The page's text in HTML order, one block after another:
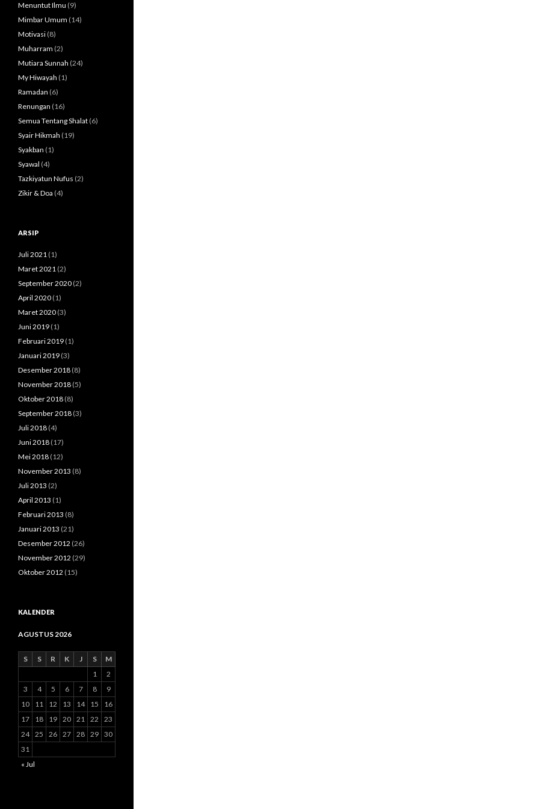
Menuntut Ilmu (9)
Mimbar Umum (14)
Motivasi (8)
Muharram (2)
Mutiara Sunnah (24)
My Hiwayah (1)
Ramadan (6)
Renungan (16)
Semua Tentang Shalat (6)
Syair Hikmah (19)
Syakban (1)
Syawal (4)
Tazkiyatun Nufus (2)
Zikir & Doa (4)
ARSIP
Juli 2021 (1)
Maret 2021 (2)
September 2020 (2)
April 2020 (1)
Maret 2020 (3)
Juni 2019 (1)
Februari 2019 (1)
Januari 2019 (3)
Desember 2018 (8)
November 2018 (5)
Oktober 2018 (8)
September 2018 (3)
Juli 2018 (4)
Juni 2018 (17)
Mei 2018 (12)
November 2013 (8)
Juli 2013 (2)
April 2013 (1)
Februari 2013 (8)
Januari 2013 (21)
Desember 2012 (26)
November 2012 (29)
Oktober 2012 (15)
KALENDER
AGUSTUS 2026
S S R K J S
M
1
2
3
4 5 6 7 8
9
10
11 12 13 14 15
16
17
18 19 20 21 22
23
24 25 26 27 28 29 30
31
« Jul